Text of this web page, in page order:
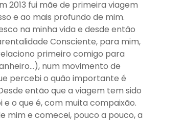
2013 fui mãe de primeira viagem
e ao mais profundo de mim.
na minha vida e desde então
Consciente, para mim,
primeiro comigo para
num movimento de
percebi o quão importante é
então que a viagem tem sido
o que é, com muita compaixão.
mim e comecei, pouco a pouco, a